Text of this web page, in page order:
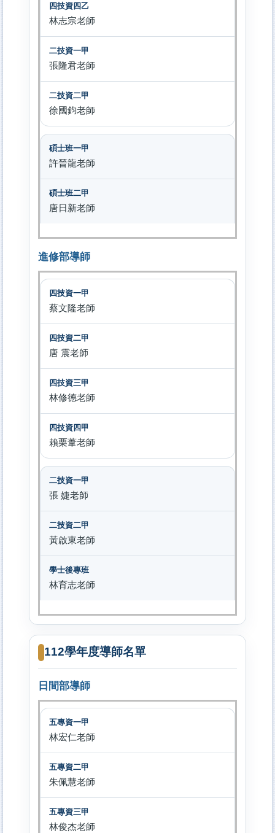
林志宗老師
張隆君老師
徐國鈞老師
許晉龍老師
唐日新老師
進修部導師
蔡文隆老師
唐 震老師
林修德老師
賴栗葦老師
張 婕老師
黃啟東老師
林育志老師
112學年度導師名單
日間部導師
林宏仁老師
朱佩慧老師
林俊杰老師